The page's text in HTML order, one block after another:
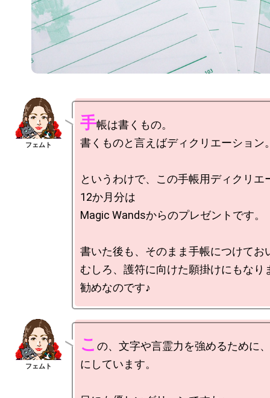
手帳は書くもの。
書くものと言えばディクリエーション
というわけで、この手帳用ディクリエ
12か月分は
Magic Wandsからのプレゼントです。
書いた後も、そのまま手帳につけてお
むしろ、護符に向けた願掛けにもなり
こ の、文字や言霊力を強めるために
にしています。